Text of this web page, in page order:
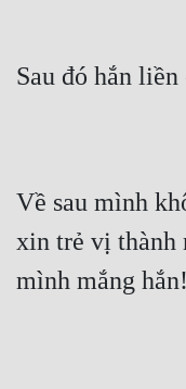
Sau đó hắn
Về sau mình
xin trẻ vị thành
mình mắng hắn!